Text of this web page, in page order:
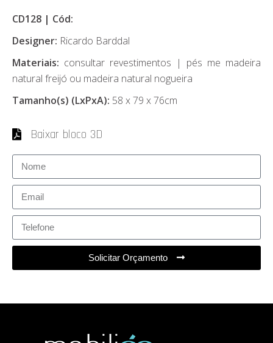
CD128 | Cód:
Designer: Ricardo Barddal
Materiais: consultar revestimentos | pés me madeira
natural freijó ou madeira natural nogueira
Tamanho(s) (LxPxA): 58 x 79 x 76cm
Baixar bloco 3D
Solicitar Orçamento